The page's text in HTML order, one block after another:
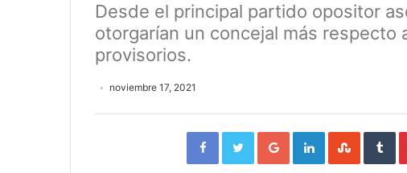
Desde el principal partido opositor
otorgarían un concejal más respecto
provisorios.
noviembre 17, 2021
FacebookTwitterGoogle+LinkedIn